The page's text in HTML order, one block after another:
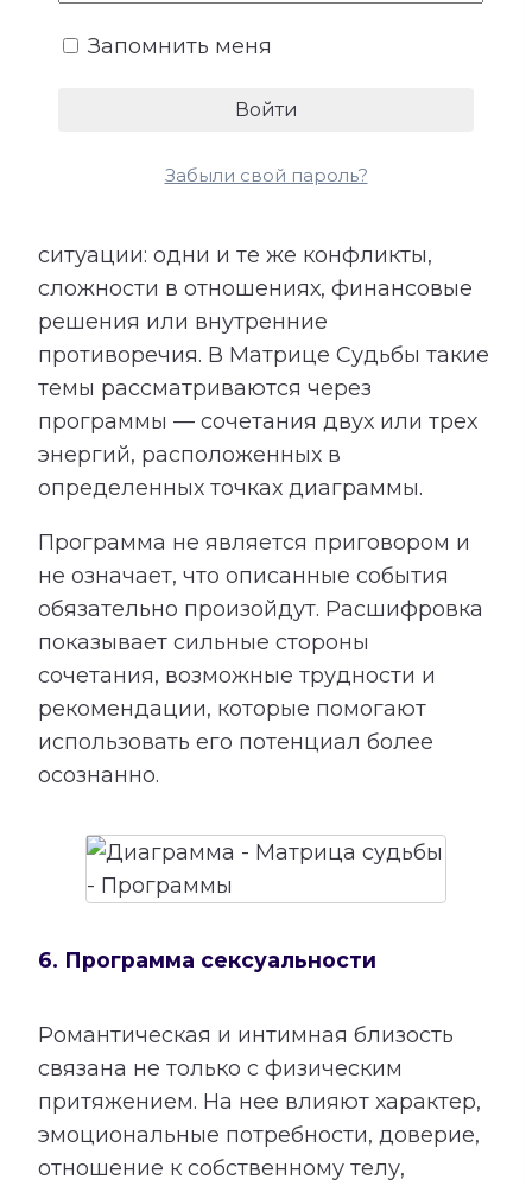
ситуации: одни и те же конфликты,
сложности в отношениях, финансовые
решения или внутренние
противоречия. В Матрице Судьбы такие
темы рассматриваются через
программы — сочетания двух или трех
энергий, расположенных в
определенных точках диаграммы.
Программа не является приговором и
не означает, что описанные события
обязательно произойдут. Расшифровка
показывает сильные стороны
сочетания, возможные трудности и
рекомендации, которые помогают
использовать его потенциал более
осознанно.
6. Программа сексуальности
Романтическая и интимная близость
связана не только с физическим
притяжением. На нее влияют характер,
эмоциональные потребности, доверие,
отношение к собственному телу,
Запомнить меня
Забыли свой пароль?